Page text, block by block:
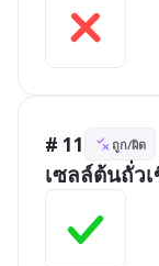
# 11 ถูก/ผิด
เซลล์ต้นถั่ว